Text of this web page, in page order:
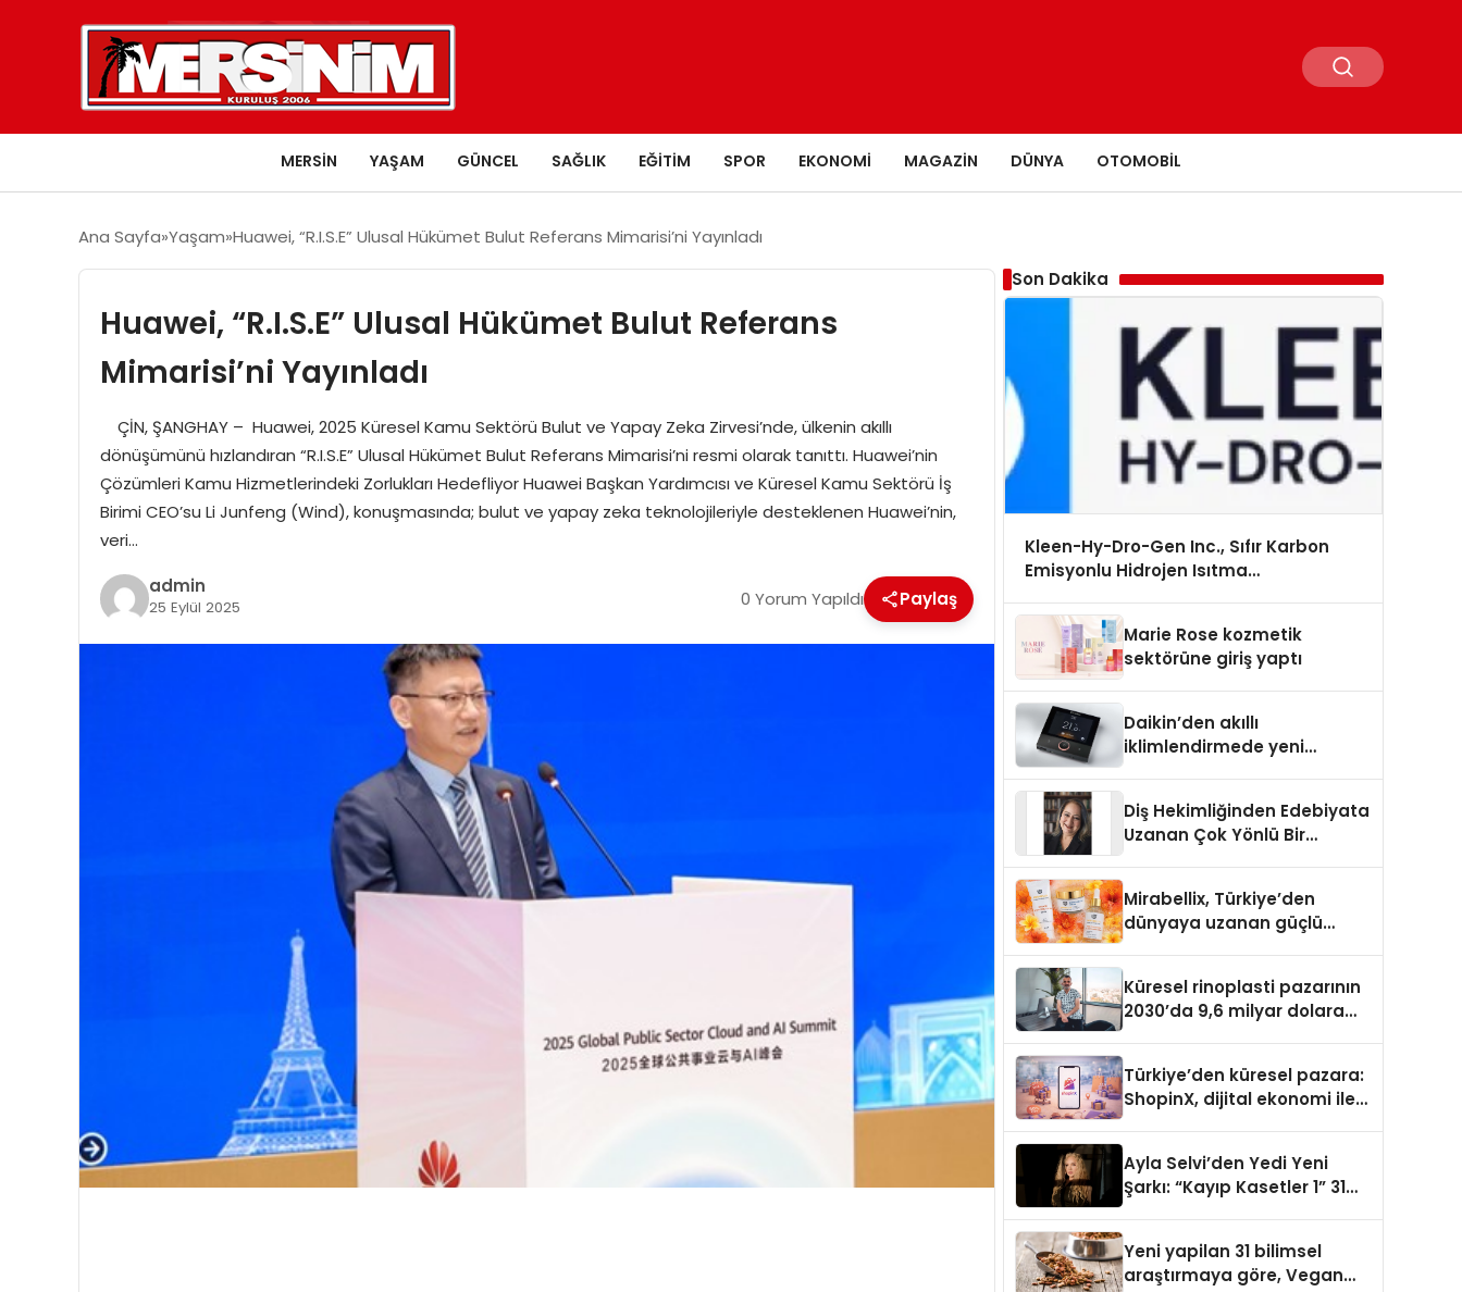
MERSIN YAŞAM GÜNCEL SAĞLIK EĞITIM SPOR EKONOMI MAGAZIN DÜNYA OTOMOBIL
Ana Sayfa Yaşam Huawei, “R.I.S.E” Ulusal Hükümet Bulut Referans Mimarisi’ni Yayınladı
Huawei, “R.I.S.E” Ulusal Hükümet Bulut Referans
Mimarisi’ni Yayınladı
ÇİN, ŞANGHAY – Huawei, 2025 Küresel Kamu Sektörü Bulut ve Yapay Zeka Zirvesi’nde, ülkenin akıllı
dönüşümünü hızlandıran “R.I.S.E” Ulusal Hükümet Bulut Referans Mimarisi’ni resmi olarak tanıttı. Huawei’nin
Çözümleri Kamu Hizmetlerindeki Zorlukları Hedefliyor Huawei Başkan Yardımcısı ve Küresel Kamu Sektörü İş
Birimi CEO’su Li Junfeng (Wind), konuşmasında; bulut ve yapay zeka teknolojileriyle desteklenen Huawei’nin,
veri…
admin
25 Eylül 2025 0 Yorum Yapıldı Paylaş
Son Dakika
Kleen-Hy-Dro-Gen Inc., Sıfır Karbon
Emisyonlu Hidrojen Isıtma
Onaylarını Aldı
Marie Rose kozmetik
sektörüne giriş yaptı
Daikin’den akıllı
iklimlendirmede yeni
Diş Hekimliğinden Edebiyata
Uzanan Çok Yönlü Bir
Mirabellix, Türkiye’den
dünyaya uzanan güçlü
Küresel rinoplasti pazarının
2030’da 9,6 milyar dolara
Türkiye’den küresel pazara:
ShopinX, dijital ekonomi ile
Ayla Selvi’den Yedi Yeni
Şarkı: “Kayıp Kasetler 1” 31
Yeni yapilan 31 bilimsel
araştırmaya göre, Vegan